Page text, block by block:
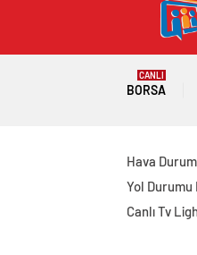
İngiliz
Abdullah
bir